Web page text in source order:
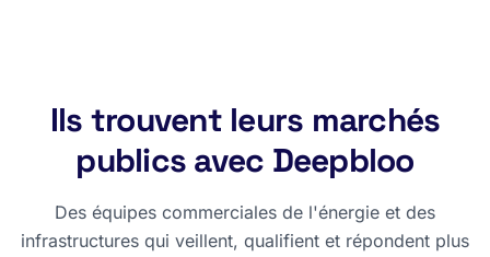
Ils trouvent leurs marchés
publics avec Deepbloo
Des équipes commerciales de l'énergie et des
infrastructures qui veillent, qualifient et répondent plus